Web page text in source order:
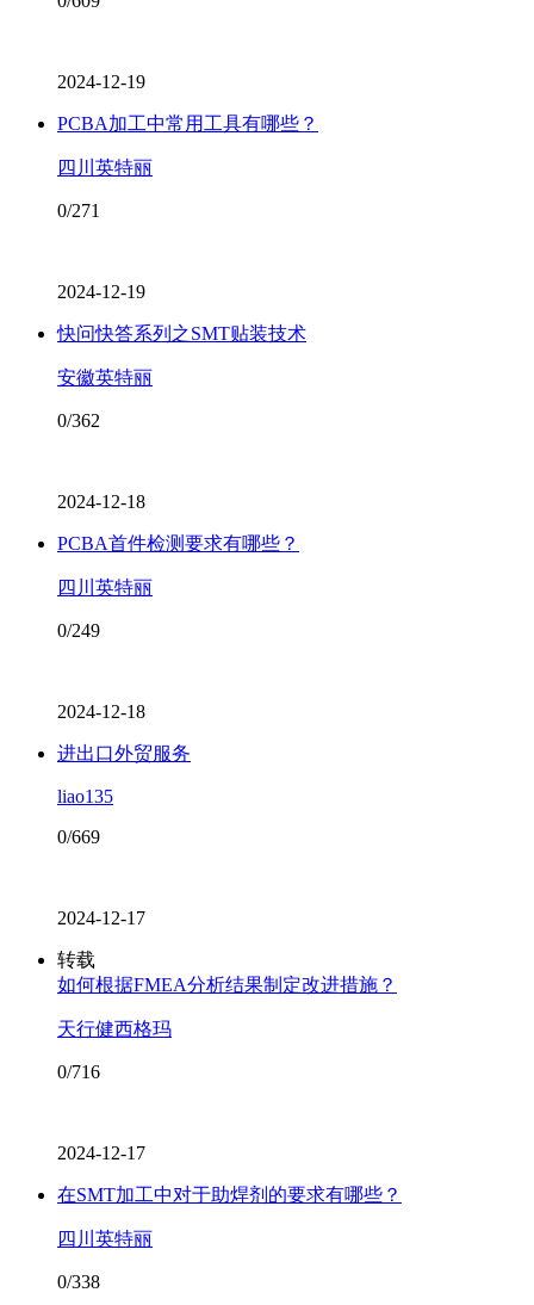
2024-12-19
PCBA加工中常用工具有哪些？
四川英特丽
0/271
2024-12-19
快问快答系列之SMT贴装技术
安徽英特丽
0/362
2024-12-18
PCBA首件检测要求有哪些？
四川英特丽
0/249
2024-12-18
进出口外贸服务
liao135
0/669
2024-12-17
转载
如何根据FMEA分析结果制定改进措施？
天行健西格玛
0/716
2024-12-17
在SMT加工中对于助焊剂的要求有哪些？
四川英特丽
0/338